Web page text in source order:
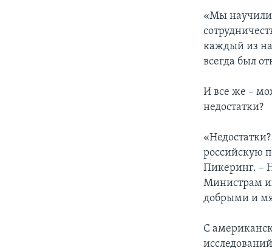
«Мы
каждый из
всегда был
И все же –
недостатки?
российскую
Пикеринг. –
Министрам
добрыми и
С